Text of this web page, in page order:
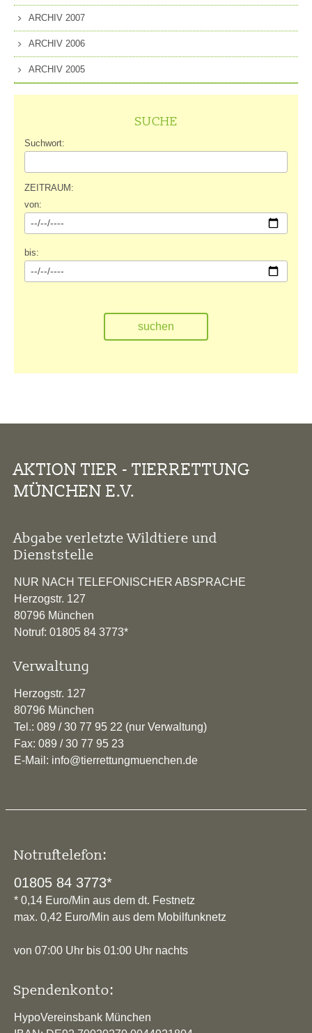
ARCHIV 2007
ARCHIV 2006
ARCHIV 2005
SUCHE
Suchwort:
ZEITRAUM:
von:
bis:
AKTION TIER - TIERRETTUNG
MÜNCHEN E.V.
Abgabe verletzte Wildtiere und
Dienststelle
NUR NACH TELEFONISCHER ABSPRACHE
Herzogstr. 127
80796 München
Notruf: 01805 84 3773*
Verwaltung
Herzogstr. 127
80796 München
Tel.: 089 / 30 77 95 22 (nur Verwaltung)
Fax: 089 / 30 77 95 23
E-Mail: info@tierrettungmuenchen.de
Notruftelefon:
01805 84 3773*
* 0,14 Euro/Min aus dem dt. Festnetz
max. 0,42 Euro/Min aus dem Mobilfunknetz
von 07:00 Uhr bis 01:00 Uhr nachts
Spendenkonto:
HypoVereinsbank München